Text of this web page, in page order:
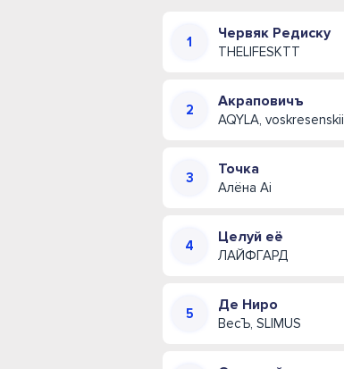
Червяк Редиску
THELIFESKTT
Акраповичъ
AQYLA, voskresenskii
Точка
Алёна Ai
Целуй её
ЛАЙФГАРД
Де Ниро
ВесЪ, SLIMUS